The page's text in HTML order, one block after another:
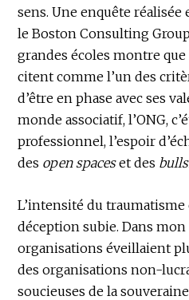
sens. Une enquête réalisée
le Boston Consulting
grandes écoles montre
citent comme l’un des
d’être en phase avec ses
monde associatif, l’ONG,
professionnel, l’espoir
des open spaceset des
L’intensité du traumatisme
déception subie. Dans
organisations éveillaient
des organisations non-
soucieuses de la